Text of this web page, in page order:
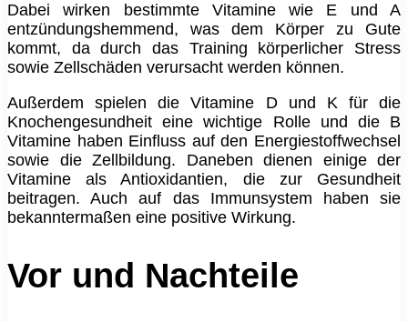
Dabei wirken bestimmte Vitamine wie E und A
entzündungshemmend, was dem Körper zu Gute
kommt, da durch das Training körperlicher Stress
sowie Zellschäden verursacht werden können.
Außerdem spielen die Vitamine D und K für die
Knochengesundheit eine wichtige Rolle und die B
Vitamine haben Einfluss auf den Energiestoffwechsel
sowie die Zellbildung. Daneben dienen einige der
Vitamine als Antioxidantien, die zur Gesundheit
beitragen. Auch auf das Immunsystem haben sie
bekanntermaßen eine positive Wirkung.
Vor und Nachteile